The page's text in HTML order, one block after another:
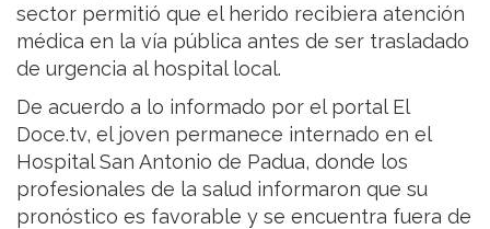
sector permitió que el herido recibiera atención
médica en la vía pública antes de ser trasladado
de urgencia al hospital local.
De acuerdo a lo informado por el portal El
Doce.tv, el joven permanece internado en el
Hospital San Antonio de Padua, donde los
profesionales de la salud informaron que su
pronóstico es favorable y se encuentra fuera de